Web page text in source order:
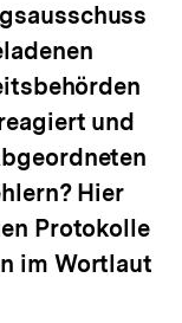
und
Hier
Protokolle
im Wortlaut